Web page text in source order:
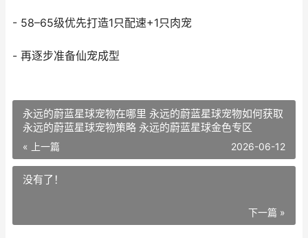
- 58–65级优先打造1只配速+1只肉宠
- 再逐步准备仙宠成型
永远的蔚蓝星球宠物在哪里 永远的蔚蓝星球宠物如何获取
永远的蔚蓝星球宠物策略 永远的蔚蓝星球金色专区
« 上一篇 2026-06-12
没有了！
下一篇 »